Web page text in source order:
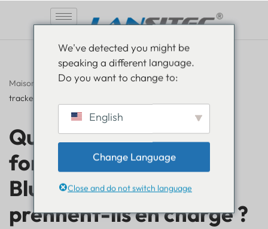
Maison FAQ»Quels types de fonctionnalités Bluetooth vos
trackers prennent-ils en charge ?
Quels types de
fonctionnalités
Bluetooth vos trackers
prennent-ils en charge ?
We've detected you might be
speaking a different language.
Do you want to change to:
English
Change Language
Close and do not switch language